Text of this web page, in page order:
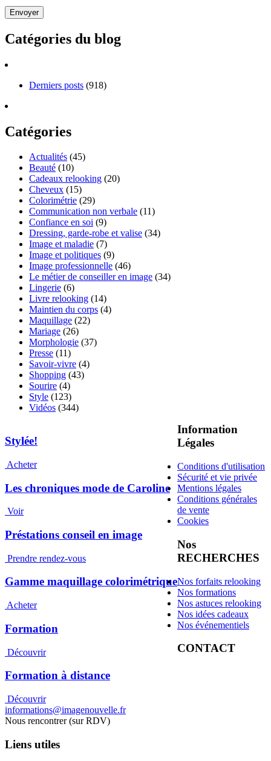
Catégories du blog
Derniers posts (918)
Catégories
Actualités (45)
Beauté (10)
Cadeaux relooking (20)
Cheveux (15)
Colorimétrie (29)
Communication non verbale (11)
Confiance en soi (9)
Dressing, garde-robe et valise (34)
Image et maladie (7)
Image et politiques (9)
Image professionnelle (46)
Le métier de conseiller en image (34)
Lingerie (6)
Livre relooking (14)
Maintien du corps (4)
Maquillage (22)
Mariage (26)
Morphologie (37)
Presse (11)
Savoir-vivre (4)
Shopping (43)
Sourire (4)
Style (123)
Vidéos (344)
Stylée!
Acheter
Les chroniques mode de Caroline
Voir
Préstations conseil en image
Prendre rendez-vous
Gamme maquillage colorimétrique
Acheter
Formation
Découvrir
Formation à distance
Découvrir
Information
Légales
Conditions d'utilisation
Sécurité et vie privée
Mentions légales
Conditions générales
de vente
Cookies
Nos
RECHERCHES
Nos forfaits relooking
Nos formations
Nos astuces relooking
Nos idées cadeaux
Nos événementiels
CONTACT
informations@imagenouvelle.fr
Nous rencontrer (sur RDV)
Liens utiles